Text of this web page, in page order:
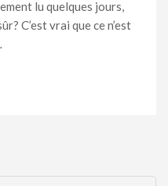
lu quelques jours,
C’est vrai que ce n’est